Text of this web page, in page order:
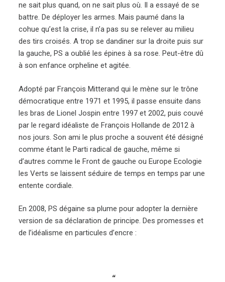
ne sait plus quand, on ne sait plus où. Il a essayé de se
battre. De déployer les armes. Mais paumé dans la
cohue qu’est la crise, il n’a pas su se relever au milieu
des tirs croisés. A trop se dandiner sur la droite puis sur
la gauche, PS a oublié les épines à sa rose. Peut-être dû
à son enfance orpheline et agitée.
Adopté par François Mitterand qui le mène sur le trône
démocratique entre 1971 et 1995, il passe ensuite dans
les bras de Lionel Jospin entre 1997 et 2002, puis couvé
par le regard idéaliste de François Hollande de 2012 à
nos jours. Son ami le plus proche a souvent été désigné
comme étant le Parti radical de gauche, même si
d’autres comme le Front de gauche ou Europe Ecologie
les Verts se laissent séduire de temps en temps par une
entente cordiale.
En 2008, PS dégaine sa plume pour adopter la dernière
version de sa déclaration de principe. Des promesses et
de l’idéalisme en particules d’encre :